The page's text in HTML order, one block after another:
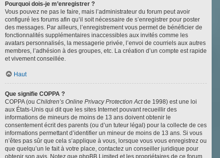
Pourquoi dois-je m’enregistrer ?
Vous pouvez ne pas le faire, mais l’administrateur du forum peut avoir
configuré les forums afin qu’il soit nécessaire de s’enregistrer pour poster
des messages. Par ailleurs, l’enregistrement vous permet de bénéficier de
fonctionnalités supplémentaires inaccessibles aux invités comme les
avatars personnalisés, la messagerie privée, l’envoi de courriels aux autres
membres, l’adhésion à des groupes, etc. La création d’un compte est rapide
et vivement conseillée.
Haut
Que signifie COPPA ?
COPPA (ou Children’s Online Privacy Protection Actde 1998) est une loi
aux États-Unis qui dit que les sites Internet pouvant recueillir des
informations de mineurs de moins de 13 ans doivent obtenir le
consentement écrit des parents (ou d’un tuteur légal) pour la collecte de ces
informations permettant d’identifier un mineur de moins de 13 ans. Si vous
n’êtes pas sûr que cela s’applique à vous, lorsque vous vous enregistrez ou
que quelqu’un le fait à votre place, contactez un conseiller juridique pour